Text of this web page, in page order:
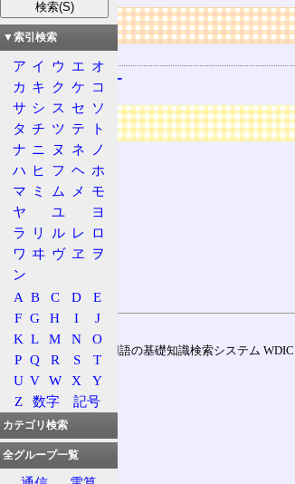
リンク
関連する用語
ケーブルカー
広告
通信用語の基礎知識検索システム
▼索引検索
ア イ ウ エ オ
カ キ ク ケ コ
サ シ ス セ ソ
タ チ ツ テ
ト
ナ ニ ヌ ネ
ノ
ハ ヒ フ ヘ ホ
マ ミ ム メ
モ
ヤ
ユ
ヨ
ラ
リ ル レ ロ
ワ ヰ ヴ ヱ
ヲ
ン
A B C D
E
F G H I
J
K L M N
O
P Q R S
T
U V W X
Y
Z
数字 記号
カテゴリ検索
全グループ一覧